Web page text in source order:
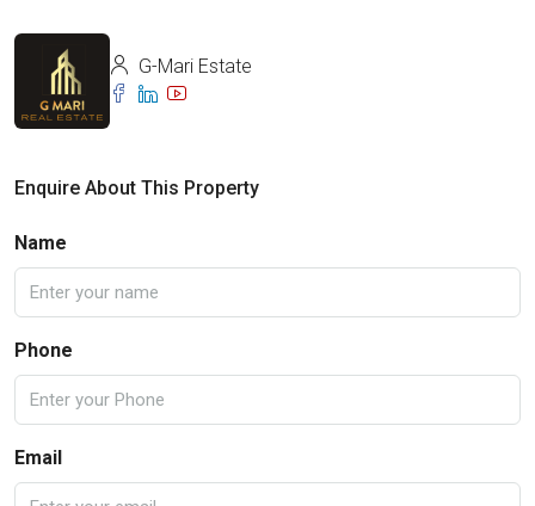
G-Mari Estate
Enquire About This Property
Name
Phone
Email